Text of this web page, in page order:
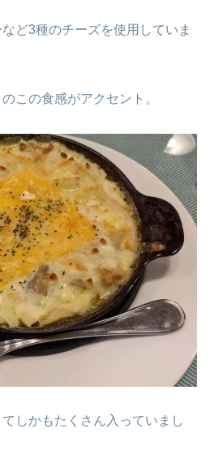
ど3種のチーズを使用していま
この食感がアクセント。
しかもたくさん入っていまし